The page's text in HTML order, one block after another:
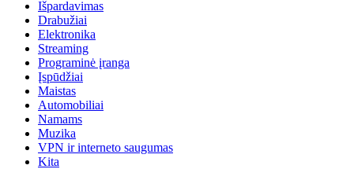
Išpardavimas
Drabužiai
Elektronika
Streaming
Programinė įranga
Įspūdžiai
Maistas
Automobiliai
Namams
Muzika
VPN ir interneto saugumas
Kita